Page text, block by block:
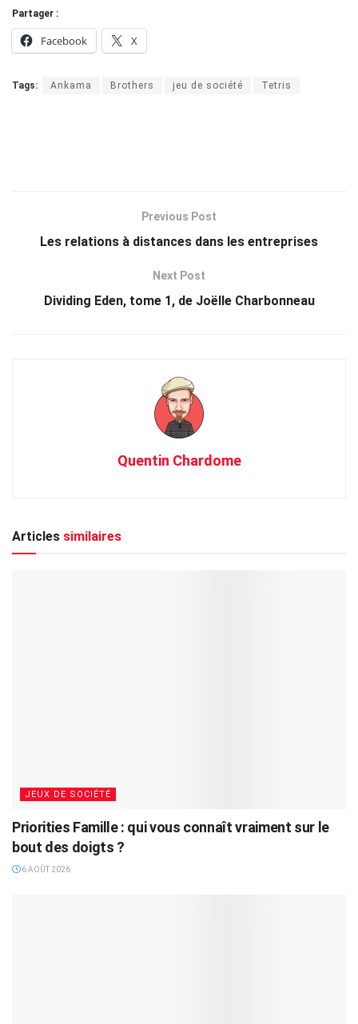
Partager :
Facebook X
Tags: Ankama Brothers jeu de société Tetris
Previous Post
Les relations à distances dans les entreprises
Next Post
Dividing Eden, tome 1, de Joëlle Charbonneau
Quentin Chardome
Articles similaires
JEUX DE SOCIÉTÉ
Priorities Famille : qui vous connaît vraiment sur le
bout des doigts ?
6 AOÛT 2026